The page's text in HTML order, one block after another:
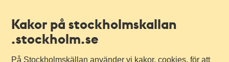
Kakor på stockholmskallan
.stockholm.se
På Stockholmskällan använder vi kakor, cookies, för att